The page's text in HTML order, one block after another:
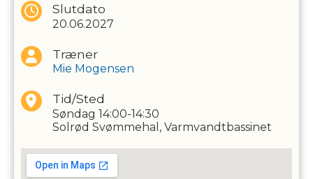
længe der er plads på holdet.
Vores faste træner har over 20 års erfaring i babysvømning.
Slutdato
20.06.2027
Træner
Mie Mogensen
Tid/Sted
Søndag 14:00-14:30
Solrød Svømmehal, Varmvandtbassinet